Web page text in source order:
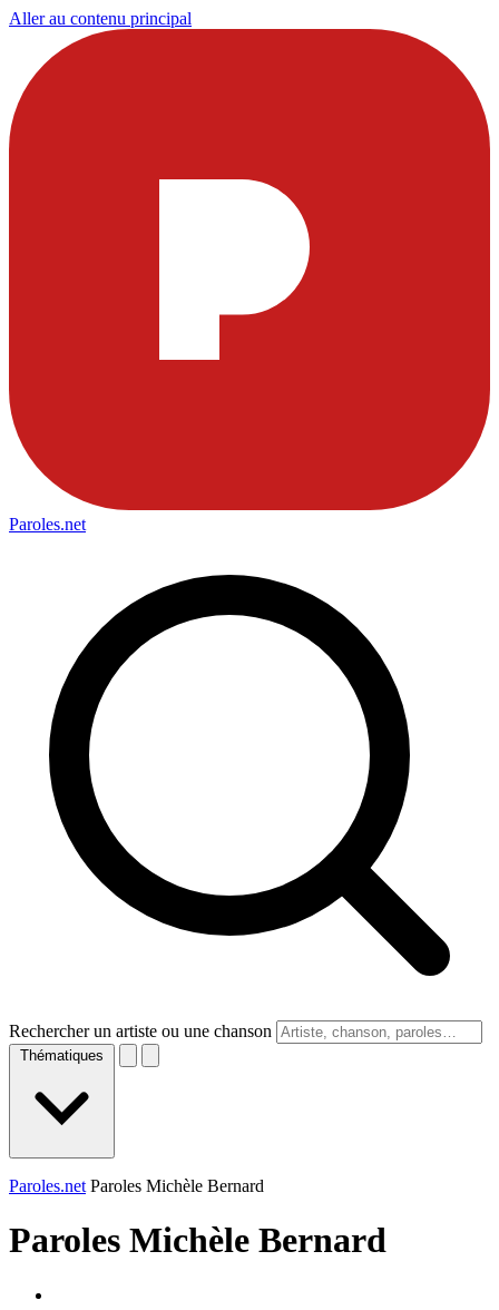
Aller au contenu principal
Paroles.net
Rechercher un artiste ou une chanson
Thématiques
Paroles.net Paroles Michèle Bernard
Paroles Michèle Bernard